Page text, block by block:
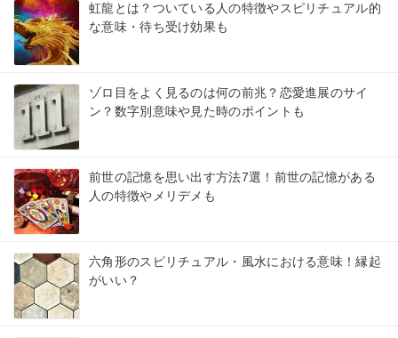
虹龍とは？ついている人の特徴やスピリチュアル的
な意味・待ち受け効果も
ゾロ目をよく見るのは何の前兆？恋愛進展のサイ
ン？数字別意味や見た時のポイントも
前世の記憶を思い出す方法7選！前世の記憶がある
人の特徴やメリデメも
六角形のスピリチュアル・風水における意味！縁起
がいい？